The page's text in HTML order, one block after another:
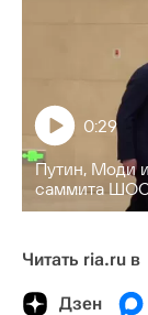
Путин, Моди
саммита
0:29
Читать ria.ru в
Дзен